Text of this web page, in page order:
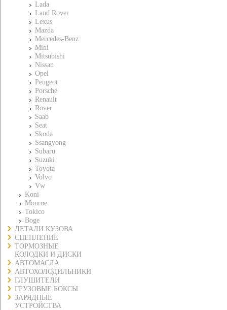
Lada
Land Rover
Lexus
Mazda
Mercedes-Benz
Mini
Mitsubishi
Nissan
Opel
Peugeot
Porsche
Renault
Rover
Saab
Seat
Skoda
Ssangyong
Subaru
Suzuki
Toyota
Volvo
Vw
Koni
Monroe
Tokico
Boge
ДЕТАЛИ КУЗОВА
СЦЕПЛЕНИЕ
ТОРМОЗНЫЕ
КОЛОДКИ И ДИСКИ
АВТОМАСЛА
АВТОХОЛОДИЛЬНИКИ
ГЛУШИТЕЛИ
ГРУЗОВЫЕ БОКСЫ
ЗАРЯДНЫЕ
УСТРОЙСТВА